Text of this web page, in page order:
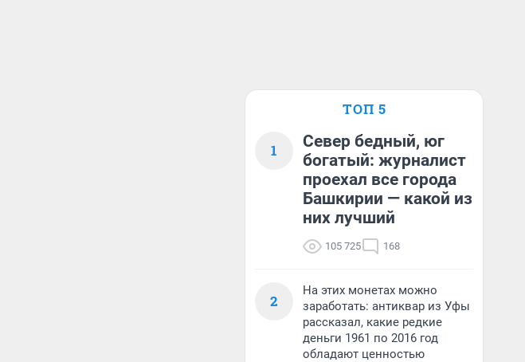
ТОП 5
1
Север бедный, юг
богатый: журналист
проехал все города
Башкирии — какой из
них лучший
105 725 168
2
На этих монетах можно
заработать: антиквар из Уфы
рассказал, какие редкие
деньги 1961 по 2016 год
обладают ценностью